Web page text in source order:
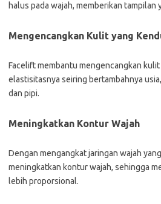
halus pada wajah, memberikan tampilan
Mengencangkan Kulit yang
Facelift membantu mengencangkan
elastisitasnya seiring bertambahnya
dan pipi.
Meningkatkan Kontur Wajah
Dengan mengangkat jaringan wajah
meningkatkan kontur wajah, sehingga
lebih proporsional.